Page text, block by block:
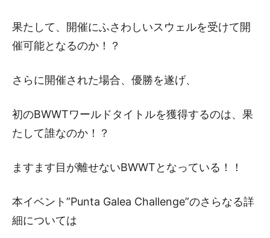
果たして、開催にふさわしいスウェルを受けて開
催可能となるのか！？
さらに開催された場合、優勝を遂げ、
初のBWWTワールドタイトルを獲得するのは、果
たして誰なのか！？
ますます目が離せないBWWTとなっている！！
本イベント”Punta Galea Challenge”のさらなる詳
細については